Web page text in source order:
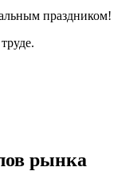
праздником!
рынка